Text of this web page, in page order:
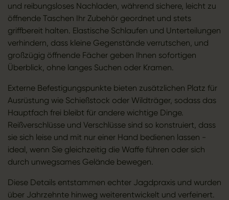
und reibungsloses Nachladen, während sichere, leicht zu
öffnende Taschen Ihr Zubehör geordnet und stets
griffbereit halten. Elastische Schlaufen und Unterteilungen
verhindern, dass kleine Gegenstände verrutschen, und
großzügig öffnende Fächer geben Ihnen sofortigen
Überblick, ohne langes Suchen oder Kramen.
Externe Befestigungspunkte bieten zusätzlichen Platz für
Ausrüstung wie Schießstock oder Wildträger, sodass das
Hauptfach frei bleibt für andere wichtige Dinge.
Reißverschlüsse und Verschlüsse sind so konstruiert, dass
sie sich leise und mit nur einer Hand bedienen lassen -
ideal, wenn Sie gleichzeitig die Waffe führen oder sich
durch unwegsames Gelände bewegen.
Diese Details entstammen echter Jagdpraxis und wurden
über Jahrzehnte hinweg weiterentwickelt und verfeinert.